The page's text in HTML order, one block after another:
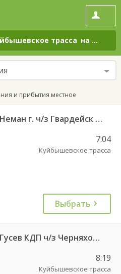
трасса на все дни
и прибытия местное
543 Калининград АВ — Неман г. ч/з Гвардейск КДП, Большаково п.
7:04
Куйбышевское трасса
Выбрать
580 Калининград АВ — Гусев КДП ч/з Черняховск АС
8:19
Куйбышевское трасса